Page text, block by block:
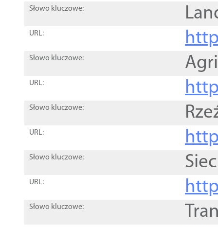
Słowo kluczowe:
URL:
Słowo kluczowe:
URL:
Słowo kluczowe:
URL:
Słowo kluczowe:
URL:
Słowo kluczowe: